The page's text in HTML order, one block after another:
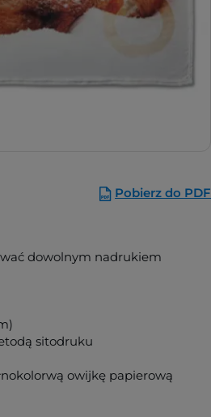
Pobierz do PDF
dowolnym nadrukiem
sitodruku
owijkę papierową